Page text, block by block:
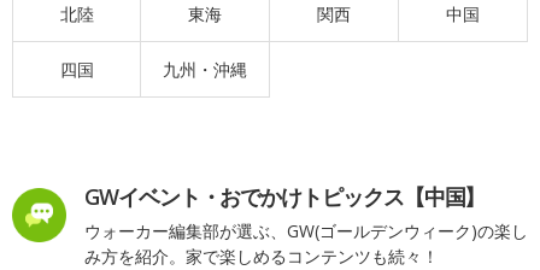
北陸 東海 関西 中国
四国 九州・沖縄
GWイベント・おでかけトピックス【中国】
ウォーカー編集部が選ぶ、GW(ゴールデンウィーク)の楽し
み方を紹介。家で楽しめるコンテンツも続々！